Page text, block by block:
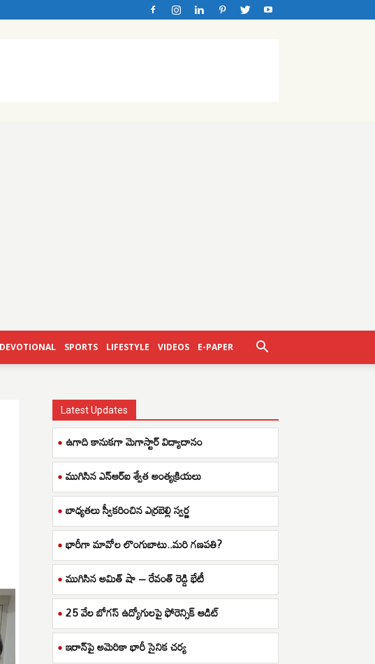
DEVOTIONAL SPORTS LIFESTYLE VIDEOS E-PAPER
Latest Updates
ఉగాది కానుకగా మెగాస్టార్ విద్యాదానం
ముగిసిన ఎన్ఆర్ఐ శ్వేత అంత్యక్రియలు
బాధ్యతలు స్వీకరించిన ఎర్రబెల్లి స్వర్ణ
భారీగా మావోల లొంగుబాటు..మరి గణపతి?
ముగిసిన అమిత్ షా – రేవంత్ రెడ్డి భేటీ
25 వేల బోగస్ ఉద్యోగులపై ఫోరెన్సిక్ ఆడిట్
ఇరాన్‌పై అమెరికా భారీ సైనిక చర్య